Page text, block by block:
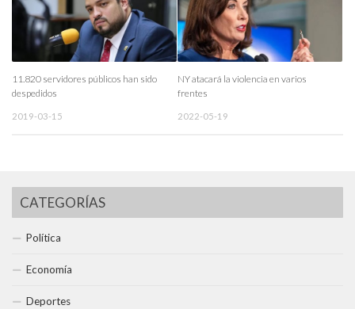
11.820 servidores públicos han sido
despedidos
2019-03-15
NY atacará la violencia en varios
frentes
2022-05-19
CATEGORÍAS
Política
Economía
Deportes